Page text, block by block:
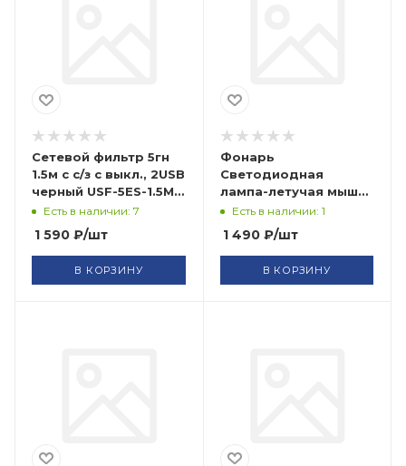
Сетевой фильтр 5гн
1.5м с с/з с выкл., 2USB
черный USF-5ES-1.5M-
USB-B ЭРА
Есть в наличии: 7
1 590 ₽/шт
В КОРЗИНУ
Фонарь
Светодиодная
лампа-летучая мышь
Black Moon 6V HOME
of Ester FIT
Есть в наличии: 1
1 490₽/шт
В КОРЗИНУ